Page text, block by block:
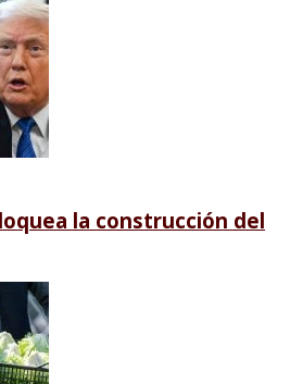
la construcción del